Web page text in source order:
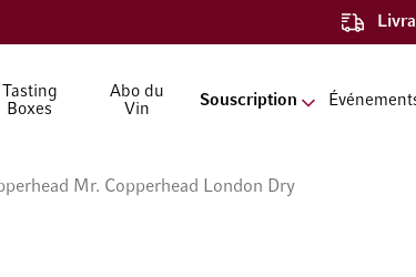
Tasting
Boxes
Abo du
Vin
Souscription
Mr. Copperhead London Dry